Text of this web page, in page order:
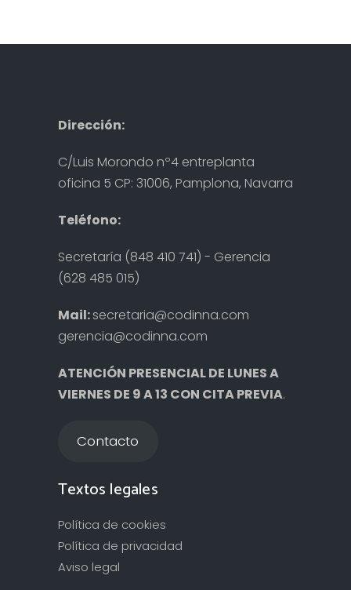
Dirección:
C/Luis Morondo nº4 entreplanta
oficina 5 CP: 31006, Pamplona, Navarra
Teléfono:
Secretaría (848 410 741) - Gerencia
(628 485 015)
Mail:secretaria@codinna.com
gerencia@codinna.com
ATENCIÓN PRESENCIAL DE LUNES A
VIERNES DE 9 A 13 CON CITA PREVIA.
Contacto
Textos legales
Política de cookies
Política de privacidad
Aviso legal